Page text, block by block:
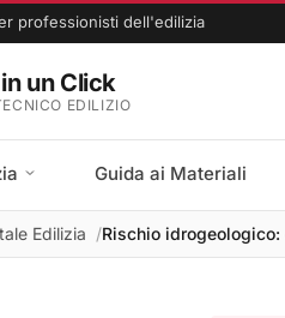
professionisti dell'edilizia
un Click
EDILIZIO
Guida ai Materiali
Edilizia Rischio idrogeologico: